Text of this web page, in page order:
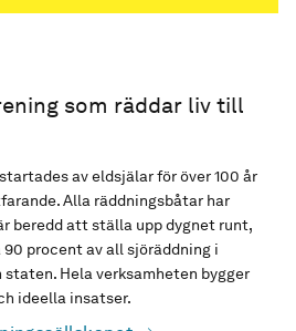
som räddar liv till
av eldsjälar för över 100 år
Alla räddningsbåtar har
beredd att ställa upp dygnet runt,
90 procent av all sjöräddning i
Hela verksamheten bygger
ideella insatser.